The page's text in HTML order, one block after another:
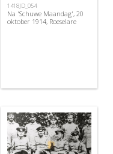
1418JD_054
Na 'Schuwe Maandag', 20
oktober 1914, Roeselare